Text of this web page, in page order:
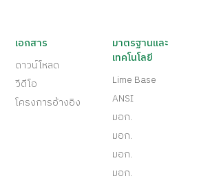
เอกสาร
ดาวน์โหลด
วีดีโอ
โครงการอ้างอิง
มาตรฐานและ
เทคโนโลยี
Lime Base
ANSI
มอก.
มอก.
มอก.
มอก.